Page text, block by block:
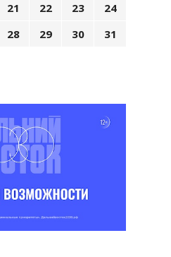
21 22 23
24
28 29 30
31